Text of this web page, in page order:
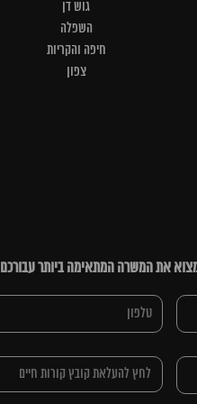
גוש דן
השפלה
חיפה והקריות
צפון
את המשרה המתאימה ביותר עבורכם
לחץ להעלאת קובץ קורות חיים